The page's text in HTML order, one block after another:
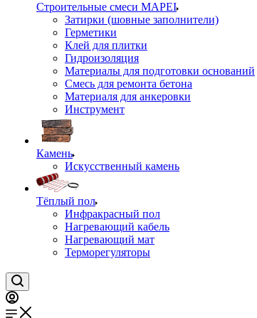
Строительные смеси MAPEI
Затирки (шовные заполнители)
Герметики
Клей для плитки
Гидроизоляция
Материалы для подготовки оснований
Смесь для ремонта бетона
Материаля для анкеровки
Инструмент
Камень
Искусственный камень
Тёплый пол
Инфракрасный пол
Нагревающий кабель
Нагревающий мат
Терморегуляторы